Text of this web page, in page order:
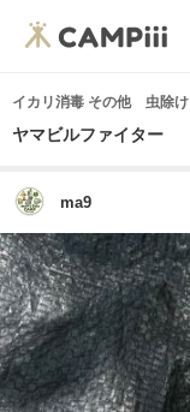
イカリ消毒 その他 虫除け
ヤマビルファイター
ma9